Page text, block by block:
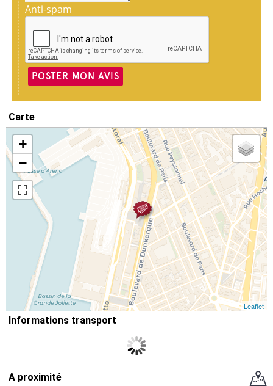
Anti-spam
POSTER MON AVIS
Carte
+
−
Leaflet
Informations transport
A proximité